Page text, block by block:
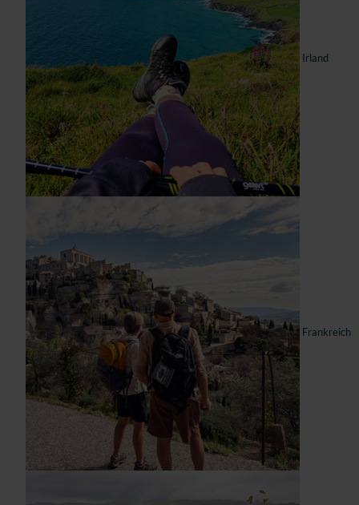
Irland
Frankreich